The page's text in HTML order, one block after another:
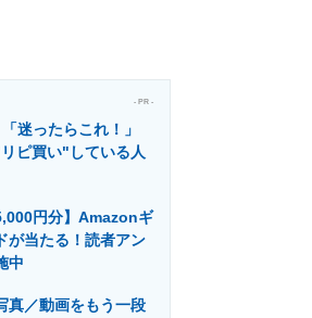
×ITの今がよく分かる
- PR -
迷ったらこれ！」
ピ買い"している人
円分】Amazonギ
が当たる！読者アン
中
真／動画をもう一段